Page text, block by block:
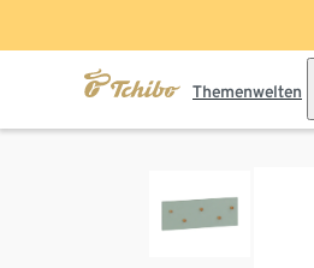
Themenwelten